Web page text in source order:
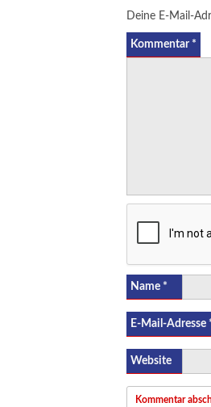
Deine E-Mail-
Kommentar *
Name *
E-Mail-Adresse
Website